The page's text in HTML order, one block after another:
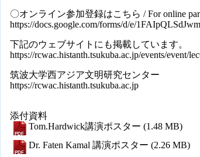
〇オンライン参加登録はこちら / For online
https://docs.google.com/forms/d/e/
下記のウェブサイトにも掲載しています。
https://rcwac.histanth.tsukuba.ac.jp/events/event/
筑波大学西アジア文明研究センター
https://rcwac.histanth.tsukuba.ac.jp
添付資料
Tom.Hardwick講演ポスター (1.48 MB)
Dr. Faten Kamal 講演ポスター (2.26 MB)